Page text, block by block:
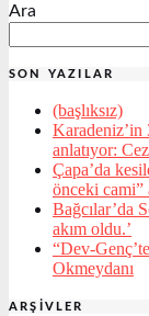
Ara
SON YAZILAR
(başlıksız)
Karadeniz’in
anlatıyor:
Çapa’da
önceki cami”
Bağcılar’da
akım oldu.’
“Dev-
Okmeydanı
ARŞIVLER